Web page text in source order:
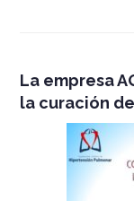
La empresa
la curación